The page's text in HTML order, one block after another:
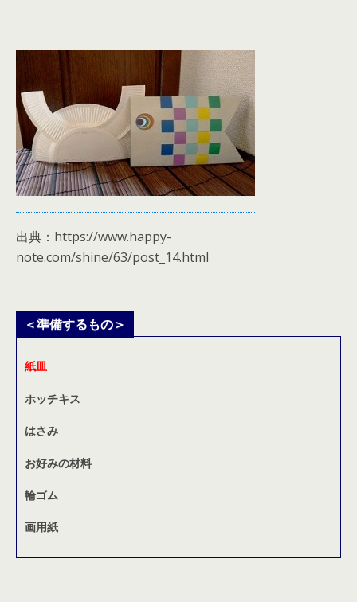
出典：https://www.happy-
note.com/shine/63/post_14.html
＜準備するもの＞
紙皿
ホッチキス
はさみ
お好みの材料
輪ゴム
画用紙